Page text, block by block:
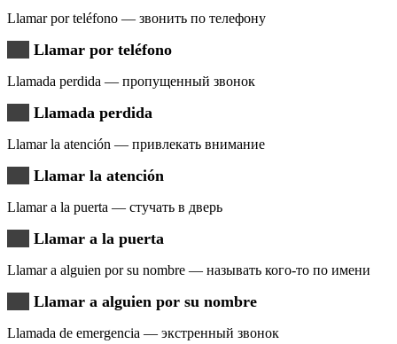
Llamar por teléfono — звонить по телефону
Llamar por teléfono
Llamada perdida — пропущенный звонок
Llamada perdida
Llamar la atención — привлекать внимание
Llamar la atención
Llamar a la puerta — стучать в дверь
Llamar a la puerta
Llamar a alguien por su nombre — называть кого-то по имени
Llamar a alguien por su nombre
Llamada de emergencia — экстренный звонок